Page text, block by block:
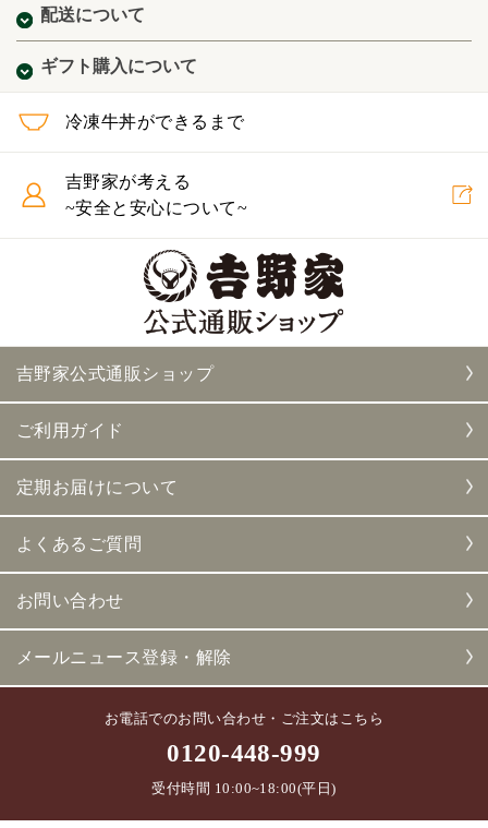
配送について
ギフト購入について
冷凍牛丼ができるまで
吉野家が考える
~安全と安心について~
吉野家公式通販ショップ
ご利用ガイド
定期お届けについて
よくあるご質問
お問い合わせ
メールニュース登録・解除
お電話でのお問い合わせ・ご注文はこちら
0120-448-999
受付時間 10:00~18:00(平日)